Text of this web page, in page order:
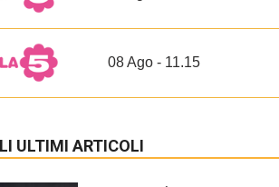
08 Ago - 11.15
ULTIMI ARTICOLI